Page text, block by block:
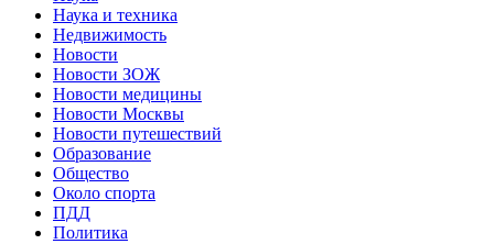
Наука и техника
Недвижимость
Новости
Новости ЗОЖ
Новости медицины
Новости Москвы
Новости путешествий
Образование
Общество
Около спорта
ПДД
Политика